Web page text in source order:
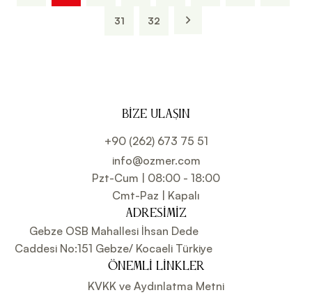
31 32
BIZE ULAŞIN
+90 (262) 673 75 51
info@ozmer.com
Pzt-Cum | 08:00 - 18:00
Cmt-Paz | Kapalı
ADRESIMIZ
Gebze OSB Mahallesi İhsan Dede
Caddesi No:151 Gebze/ Kocaeli Türkiye
ÖNEMLI LINKLER
KVKK ve Aydınlatma Metni